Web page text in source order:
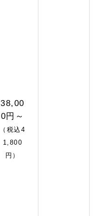
38,00
0円～
（税込4
1,800
円）